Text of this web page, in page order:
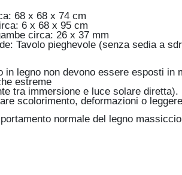
68 x 68 x 74 cm
6 x 68 x 95 cm
circa: 26 x 37 mm
Tavolo pieghevole (senza sedia a
in legno non devono essere esposti in
estreme
tra immersione e luce solare diretta).
scolorimento, deformazioni o
normale del legno